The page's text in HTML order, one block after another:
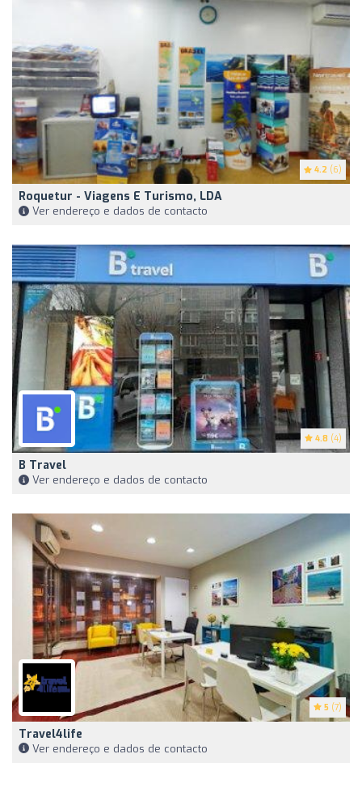
4.2 (6)
Roquetur - Viagens E Turismo, LDA
Ver endereço e dados de contacto
4.8 (4)
B Travel
Ver endereço e dados de contacto
5 (7)
Travel4life
Ver endereço e dados de contacto